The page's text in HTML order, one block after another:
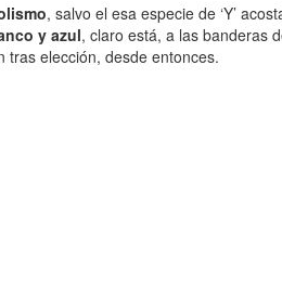
, salvo el esa especie de ‘Y’
y azul, claro está, a las banderas
tras elección, desde entonces.